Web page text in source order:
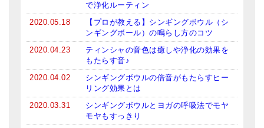
で浄化ルーティン
2020.05.18
【プロが教える】シンギングボウル（シ
ンギングボール）の鳴らし方のコツ
2020.04.23
ティンシャの音色は癒しや浄化の効果を
もたらす音♪
2020.04.02
シンギングボウルの倍音がもたらすヒー
リング効果とは
2020.03.31
シンギングボウルとヨガの呼吸法でモヤ
モヤもすっきり